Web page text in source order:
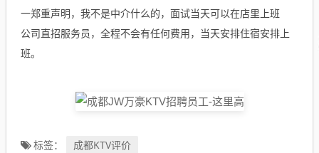
一郑重声明，我不是中介什么的，面试当天可以在店里上班
公司直招服务员，全程不会有任何费用，当天安排住宿安排上
班。
标签： 成都KTV评价